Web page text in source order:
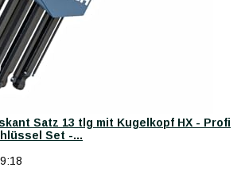
Satz 13 tlg mit Kugelkopf HX - Profi
Set -...